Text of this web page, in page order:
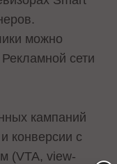
можно
сети
кампаний
конверсии с
(VTA, view-